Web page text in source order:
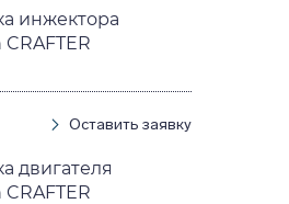
инжектора
Оставить заявку
двигателя